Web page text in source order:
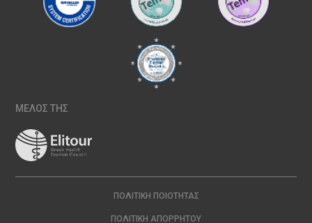
ΜΕΛΟΣ ΤΗΣ
ΠΟΛΙΤΙΚΉ ΠΟΙΌΤΗΤΑΣ
ΠΟΛΙΤΙΚΉ ΑΠΟΡΡΉΤΟΥ